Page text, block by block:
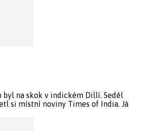
byl na skok v indickém Dillí. Seděl
si místní noviny Times of India. Já